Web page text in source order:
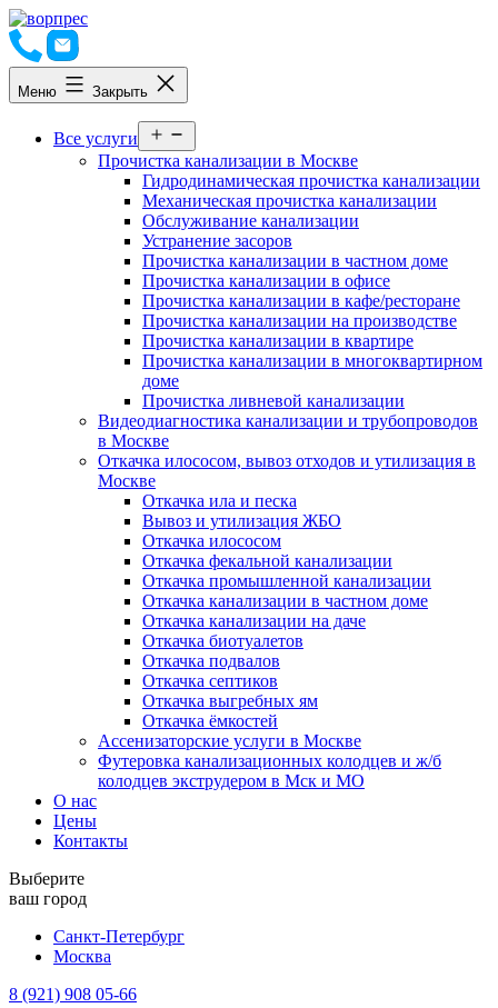
Перейти
к
содержимому
Меню Закрыть
Все услуги
меню
Прочистка канализации в Москве
Гидродинамическая прочистка канализации
Механическая прочистка канализации
Обслуживание канализации
Устранение засоров
Прочистка канализации в частном доме
Прочистка канализации в офисе
Прочистка канализации в кафе/ресторане
Прочистка канализации на производстве
Прочистка канализации в квартире
Прочистка канализации в многоквартирном
доме
Прочистка ливневой канализации
Видеодиагностика канализации и трубопроводов
в Москве
Откачка илососом, вывоз отходов и утилизация в
Москве
Откачка ила и песка
Вывоз и утилизация ЖБО
Откачка илососом
Откачка фекальной канализации
Откачка промышленной канализации
Откачка канализации в частном доме
Откачка канализации на даче
Откачка биотуалетов
Откачка подвалов
Откачка септиков
Откачка выгребных ям
Откачка ёмкостей
Ассенизаторские услуги в Москве
Футеровка канализационных колодцев и ж/б
колодцев экструдером в Мск и МО
О нас
Цены
Контакты
Выберите
ваш город
Санкт-Петербург
Москва
8 (921) 908 05-66